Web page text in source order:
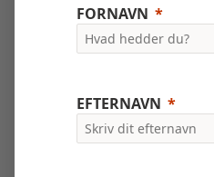
FORNAVN
EFTERNAVN